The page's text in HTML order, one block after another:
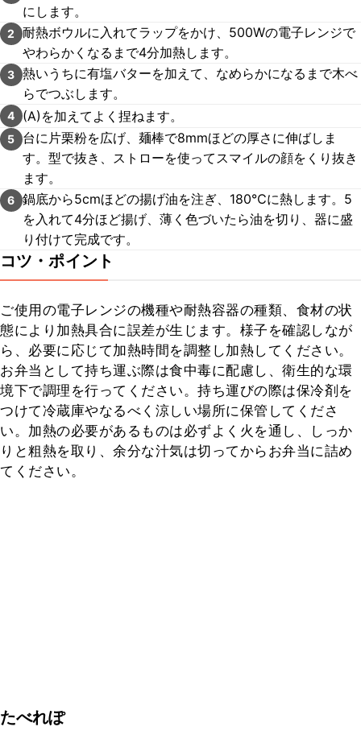
にします。
2
耐熱ボウルに入れてラップをかけ、500Wの電子レンジで
やわらかくなるまで4分加熱します。
3 熱いうちに有塩バターを加えて、なめらかになるまで木べ
らでつぶします。
4 (A)を加えてよく捏ねます。
5
台に片栗粉を広げ、麺棒で8mmほどの厚さに伸ばしま
す。型で抜き、ストローを使ってスマイルの顔をくり抜き
ます。
6 鍋底から5cmほどの揚げ油を注ぎ、180℃に熱します。5
を入れて4分ほど揚げ、薄く色づいたら油を切り、器に盛
り付けて完成です。
コツ・ポイント
ご使用の電子レンジの機種や耐熱容器の種類、食材の状
態により加熱具合に誤差が生じます。様子を確認しなが
ら、必要に応じて加熱時間を調整し加熱してください。
お弁当として持ち運ぶ際は食中毒に配慮し、衛生的な環
境下で調理を行ってください。持ち運びの際は保冷剤を
つけて冷蔵庫やなるべく涼しい場所に保管してくださ
い。加熱の必要があるものは必ずよく火を通し、しっか
りと粗熱を取り、余分な汁気は切ってからお弁当に詰め
てください。
たべれぽ